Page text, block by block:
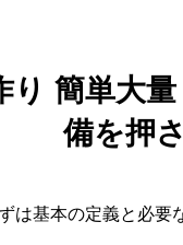
り 簡単大
備を押
は基本の定義と必